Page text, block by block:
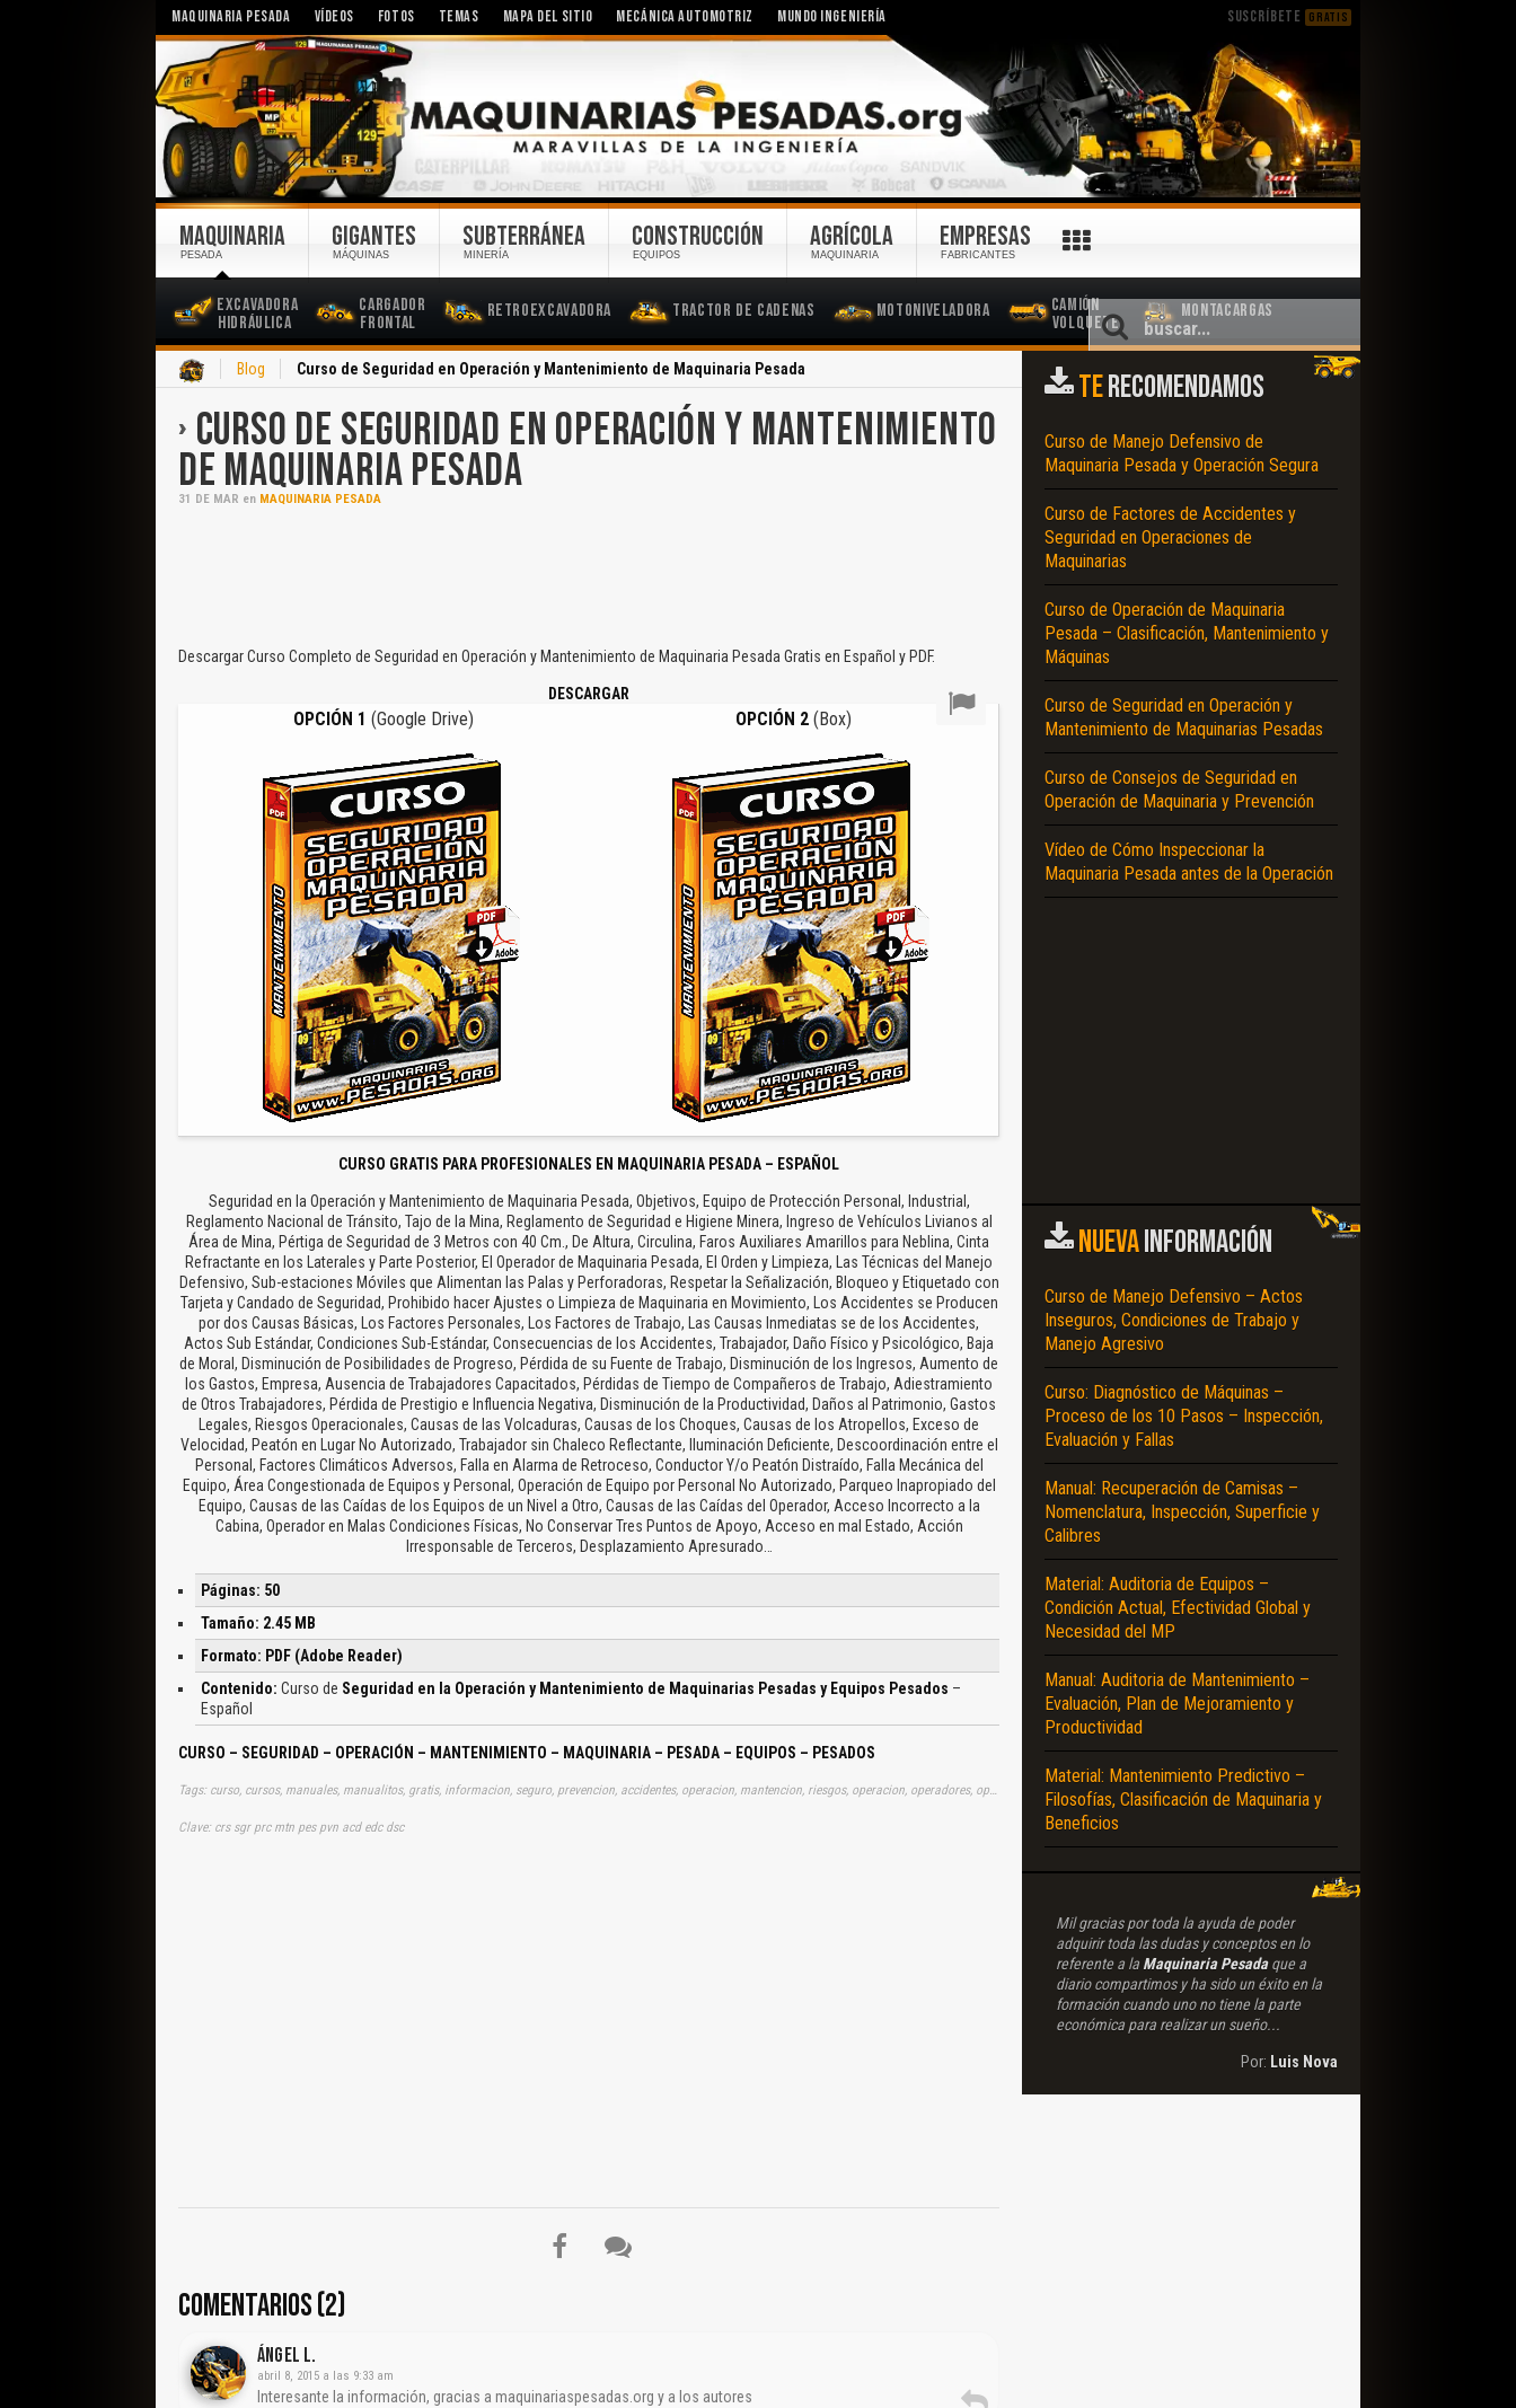
MAQUINARIA PESADA VÍDEOS FOTOS TEMAS MAPA DEL SITIO MECÁNICA AUTOMOTRIZ MUNDO INGENIERÍA SUSCRÍBETE GRATIS
MAQUINARIA
PESADA
Excavadora
Hidráulica
Cargador
Frontal
Retroexcavadora Tractor de Cadenas Motoniveladora
Camión
Volquete
Montacargas
GIGANTES
MÁQUINAS
SUBTERRÁNEA
MINERÍA
CONSTRUCCIÓN
EQUIPOS
AGRÍCOLA
MAQUINARIA
EMPRESAS
FABRICANTES
Blog Curso de Seguridad en Operación y Mantenimiento de Maquinaria Pesada
CURSO DE SEGURIDAD EN OPERACIÓN Y MANTENIMIENTO
DE MAQUINARIA PESADA
31 DE MAR en MAQUINARIA PESADA
Descargar Curso Completo de Seguridad en Operación y Mantenimiento de Maquinaria Pesada Gratis en Español y PDF.
DESCARGAR
OPCIÓN 1 (Google Drive) OPCIÓN 2(Box)
CURSO GRATIS PARA PROFESIONALES EN MAQUINARIA PESADA – ESPAÑOL
Seguridad en la Operación y Mantenimiento de Maquinaria Pesada, Objetivos, Equipo de Protección Personal, Industrial,
Reglamento Nacional de Tránsito, Tajo de la Mina, Reglamento de Seguridad e Higiene Minera, Ingreso de Vehículos Livianos al
Área de Mina, Pértiga de Seguridad de 3 Metros con 40 Cm., De Altura, Circulina, Faros Auxiliares Amarillos para Neblina, Cinta
Refractante en los Laterales y Parte Posterior, El Operador de Maquinaria Pesada, El Orden y Limpieza, Las Técnicas del Manejo
Defensivo, Sub-estaciones Móviles que Alimentan las Palas y Perforadoras, Respetar la Señalización, Bloqueo y Etiquetado con
Tarjeta y Candado de Seguridad, Prohibido hacer Ajustes o Limpieza de Maquinaria en Movimiento, Los Accidentes se Producen
por dos Causas Básicas, Los Factores Personales, Los Factores de Trabajo, Las Causas Inmediatas se de los Accidentes,
Actos Sub Estándar, Condiciones Sub-Estándar, Consecuencias de los Accidentes, Trabajador, Daño Físico y Psicológico, Baja
de Moral, Disminución de Posibilidades de Progreso, Pérdida de su Fuente de Trabajo, Disminución de los Ingresos, Aumento de
los Gastos, Empresa, Ausencia de Trabajadores Capacitados, Pérdidas de Tiempo de Compañeros de Trabajo, Adiestramiento
de Otros Trabajadores, Pérdida de Prestigio e Influencia Negativa, Disminución de la Productividad, Daños al Patrimonio, Gastos
Legales, Riesgos Operacionales, Causas de las Volcaduras, Causas de los Choques, Causas de los Atropellos, Exceso de
Velocidad, Peatón en Lugar No Autorizado, Trabajador sin Chaleco Reflectante, Iluminación Deficiente, Descoordinación entre el
Personal, Factores Climáticos Adversos, Falla en Alarma de Retroceso, Conductor Y/o Peatón Distraído, Falla Mecánica del
Equipo, Área Congestionada de Equipos y Personal, Operación de Equipo por Personal No Autorizado, Parqueo Inapropiado del
Equipo, Causas de las Caídas de los Equipos de un Nivel a Otro, Causas de las Caídas del Operador, Acceso Incorrecto a la
Cabina, Operador en Malas Condiciones Físicas, No Conservar Tres Puntos de Apoyo, Acceso en mal Estado, Acción
Irresponsable de Terceros, Desplazamiento Apresurado…
Páginas: 50
Tamaño: 2.45 MB
Formato: PDF (Adobe Reader)
Contenido: Curso de Seguridad en la Operación y Mantenimiento de Maquinarias Pesadas y Equipos Pesados –
Español
CURSO – SEGURIDAD – OPERACIÓN – MANTENIMIENTO – MAQUINARIA – PESADA – EQUIPOS – PESADOS
Tags: curso, cursos, manuales, manualitos, gratis, informacion, seguro, prevencion, accidentes, operacion, mantencion, riesgos, operacion, operadores, operando, aprender, descargas
Clave: crs sgr prc mtn pes pvn acd edc dsc
COMENTARIOS (2)
Ángel L.
abril 8, 2015 a las 9:33 am
Interesante la información, gracias a maquinariaspesadas.org y a los autores
TERECOMENDAMOS
Curso de Manejo Defensivo de
Maquinaria Pesada y Operación Segura
Curso de Factores de Accidentes y
Seguridad en Operaciones de
Maquinarias
Curso de Operación de Maquinaria
Pesada – Clasificación, Mantenimiento y
Máquinas
Curso de Seguridad en Operación y
Mantenimiento de Maquinarias Pesadas
Curso de Consejos de Seguridad en
Operación de Maquinaria y Prevención
Vídeo de Cómo Inspeccionar la
Maquinaria Pesada antes de la Operación
NUEVAINFORMACIÓN
Curso de Manejo Defensivo – Actos
Inseguros, Condiciones de Trabajo y
Manejo Agresivo
Curso: Diagnóstico de Máquinas –
Proceso de los 10 Pasos – Inspección,
Evaluación y Fallas
Manual: Recuperación de Camisas –
Nomenclatura, Inspección, Superficie y
Calibres
Material: Auditoria de Equipos –
Condición Actual, Efectividad Global y
Necesidad del MP
Manual: Auditoria de Mantenimiento –
Evaluación, Plan de Mejoramiento y
Productividad
Material: Mantenimiento Predictivo –
Filosofías, Clasificación de Maquinaria y
Beneficios
Mil gracias por toda la ayuda de poder
adquirir toda las dudas y conceptos en lo
referente a la Maquinaria Pesadaque a
diario compartimos y ha sido un éxito en la
formación cuando uno no tiene la parte
económica para realizar un sueño...
Por: Luis Nova